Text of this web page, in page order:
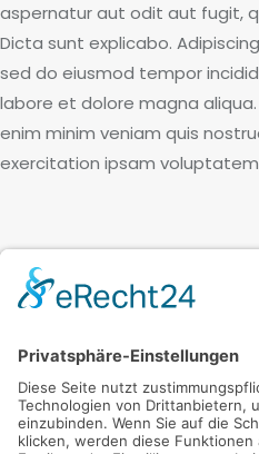
aspernatur aut odit aut fugit,
Dicta sunt explicabo.
sed do eiusmod tempor
labore et dolore magna
enim minim veniam quis
exercitation ipsam
You
May
Also Stone